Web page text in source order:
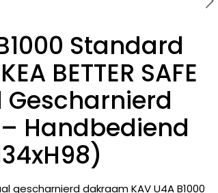
Standard
BETTER SAFE
Handbediend
gescharnierd dakraam KAV U4A B1000